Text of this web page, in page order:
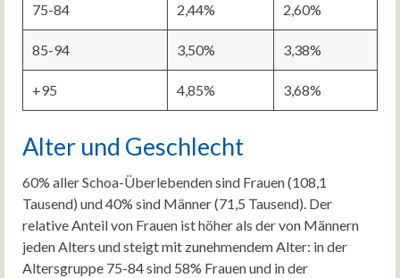
75-84 2,44% 2,60%
85-94 3,50% 3,38%
+95 4,85% 3,68%
Alter und Geschlecht
60% aller Schoa-Überlebenden sind Frauen (108,1
Tausend) und 40% sind Männer (71,5 Tausend). Der
relative Anteil von Frauen ist höher als der von Männern
jeden Alters und steigt mit zunehmendem Alter: in der
Altersgruppe 75-84 sind 58% Frauen und in der